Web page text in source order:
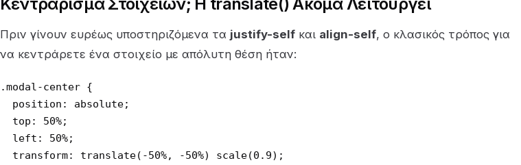
Πριν γίνουν ευρέως υποστηριζόμενα τα justify-self και align-self, ο κλασικός τρόπος για
να κεντράρετε ένα στοιχείο με απόλυτη θέση ήταν:
.modal-center {
  position: absolute;
  top: 50%;
  left: 50%;
  transform: translate(-50%, -50%) scale(0.9);